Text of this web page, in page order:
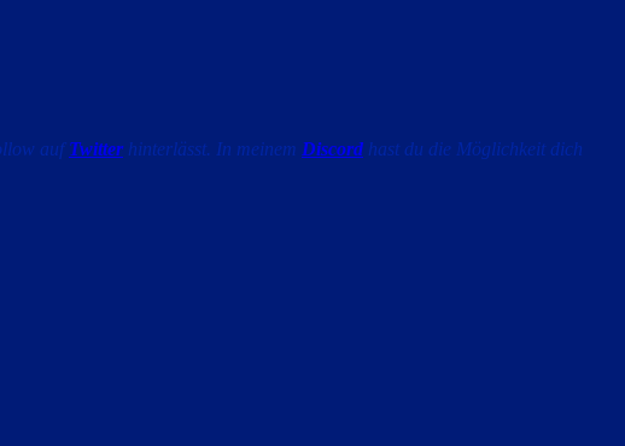
aufTwitter hinterlässt. In meinem Discord hast du die Möglichkeit dich